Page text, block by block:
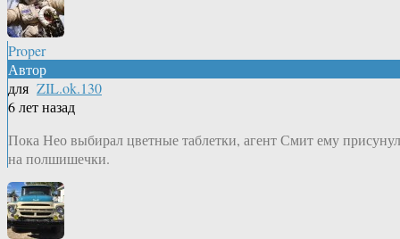
Proper
Автор
для ZIL.ok.130
6 лет назад
Пока Нео выбирал цветные таблетки, агент Смит ему присунул
на полшишечки.